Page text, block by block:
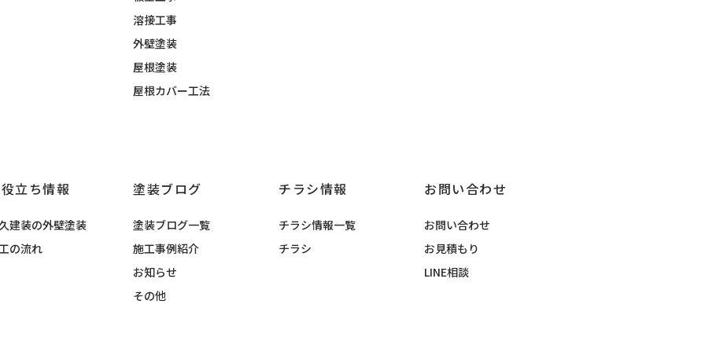
溶接工事
外壁塗装
屋根塗装
屋根カバー工法
立ち情報
建装の外壁塗装
の流れ
塗装ブログ
塗装ブログ一覧
施工事例紹介
お知らせ
その他
チラシ情報
チラシ情報一覧
チラシ
お問い合わせ
お問い合わせ
お見積もり
LINE相談